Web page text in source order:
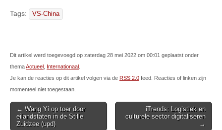
Tags: VS-China
Dit artikel werd toegevoegd op zaterdag 28 mei 2022 om 00:01 geplaatst onder
themaActueel Internationaal
Je kan de reacties op dit artikel volgen via de RSS 2.0 feed. Reacties of linken zijn
momenteel niet toegestaan.
Post
navigation
← Wang Yi op toer door
eilandstaten in de Stille
Zuidzee (upd)
iTrends: Logistiek en
culturele sector digitaliseren
→